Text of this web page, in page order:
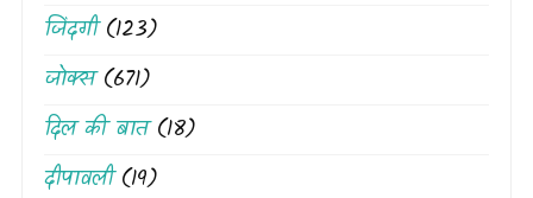
जिंदगी(123)
जोक्स(671)
दिल की बात(18)
दीपावली(19)